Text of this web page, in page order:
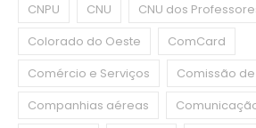
CNPU
CNU CNU dos
Colorado do Oeste
ComCard
Comércio e Serviços
Comissão
Companhias aéreas